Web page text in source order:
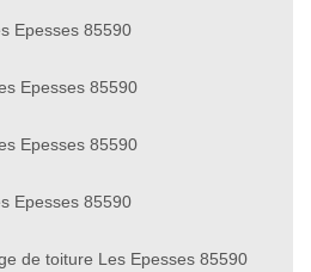
Epesses 85590
Epesses 85590
Epesses 85590
Epesses 85590
de toiture Les Epesses 85590